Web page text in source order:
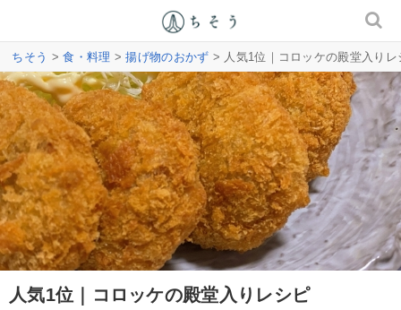
ちそう >食・料理 >揚げ物のおかず > 人気1位｜コロッケの殿堂入り
人気1位｜コロッケの殿堂入りレシピ